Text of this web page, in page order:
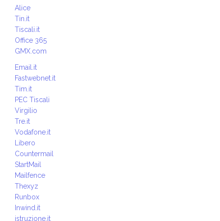
Alice
Tin.it
Tiscali.it
Office 365
GMX.com
Email.it
Fastwebnet.it
Tim.it
PEC Tiscali
Virgilio
Tre.it
Vodafone.it
Libero
Countermail
StartMail
Mailfence
Thexyz
Runbox
Inwind.it
istruzione.it